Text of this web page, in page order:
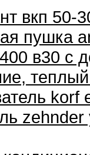
вкп 50-
пушка
в30 с
korf
zehnder